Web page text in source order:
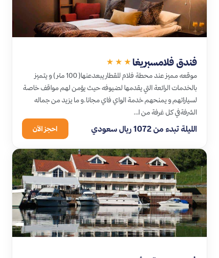
فندق فلامسبريغا ★★★
موقعه مميز عند محطة فلام للقطار يبعدعنها( 100 متر ) و يتميز
بالخدمات الرائعة التي يقدمها لضيوفه حيث يؤمن لهم مواقف خاصة
لسياراتهم و يمنحهم خدمة الواي فاي مجانا.و ما يزيد من جماله
الشرفةفي كل غرفة من ا…
الليلة تبدء من 1072 ريال سعودي احجز الآن